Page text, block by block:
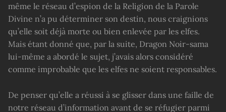
même le réseau d’espion de la Religion de la Parole
Divine n’a pu déterminer son destin, nous craignions
qu’elle soit déjà morte ou bien enlevée par les elfes.
Mais étant donné que, par la suite, Dragon Noir-sama
lui-même a abordé le sujet, j’avais alors considéré
comme improbable que les elfes ne soient responsables.
De penser qu’elle a réussi à se glisser dans une faille de
notre réseau d’information avant de se réfugier parmi